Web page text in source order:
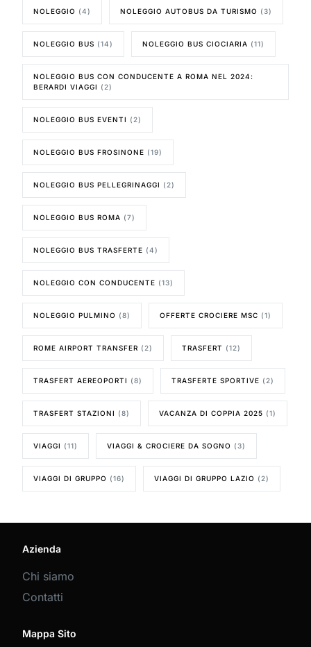
NOLEGGIO (4) NOLEGGIO AUTOBUS DA TURISMO (3)
NOLEGGIO BUS (14) NOLEGGIO BUS CIOCIARIA (11)
NOLEGGIO BUS CON CONDUCENTE A ROMA NEL 2024:
BERARDI VIAGGI (2)
NOLEGGIO BUS EVENTI (2)
NOLEGGIO BUS FROSINONE (19)
NOLEGGIO BUS PELLEGRINAGGI (2)
NOLEGGIO BUS ROMA (7)
NOLEGGIO BUS TRASFERTE (4)
NOLEGGIO CON CONDUCENTE (13)
NOLEGGIO PULMINO (8) OFFERTE CROCIERE MSC (1)
ROME AIRPORT TRANSFER (2) TRASFERT (12)
TRASFERT AEREOPORTI (8) TRASFERTE SPORTIVE (2)
TRASFERT STAZIONI (8) VACANZA DI COPPIA 2025 (1)
VIAGGI (11) VIAGGI & CROCIERE DA SOGNO (3)
VIAGGI DI GRUPPO (16) VIAGGI DI GRUPPO LAZIO (2)
Azienda
Chi siamo
Contatti
Mappa Sito